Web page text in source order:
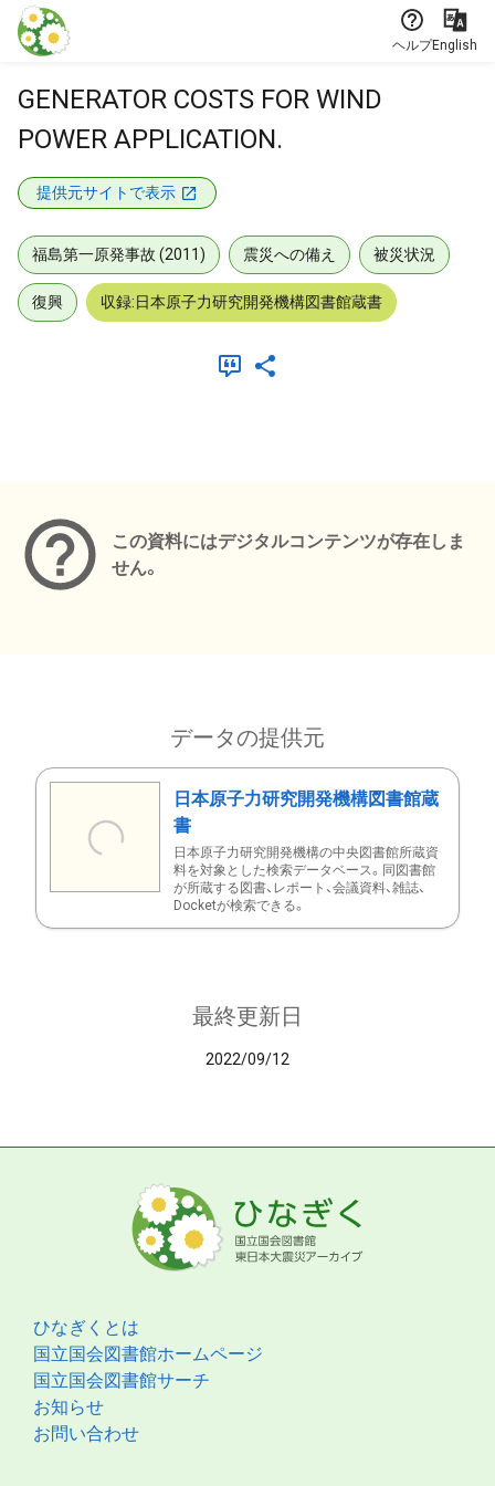
本文に飛ぶ
ヘルプEnglish
GENERATOR COSTS FOR WIND
POWER APPLICATION.
提供元サイトで表示
福島第一原発事故 (2011) 震災への備え 被災状況
復興 収録:日本原子力研究開発機構図書館蔵書
この資料にはデジタルコンテンツが存在しま
せん。
データの提供元
日本原子力研究開発機構図書館蔵
書
日本原子力研究開発機構の中央図書館所蔵資
料を対象とした検索データベース。同図書館
が所蔵する図書、レポート、会議資料、雑誌、
Docketが検索できる。
最終更新日
2022/09/12
ひなぎくとは
国立国会図書館ホームページ
国立国会図書館サーチ
お知らせ
お問い合わせ